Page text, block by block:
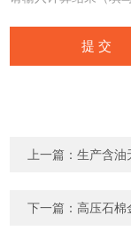
上一篇：生产含油
下一篇：高压石棉